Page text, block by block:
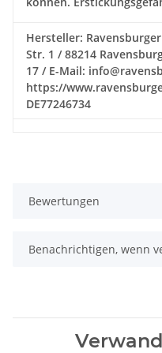
Hersteller:
Str. 1 / 88214
17 / E-Mail:
https://
DE77246734
Bewertungen
Benachrichtigen, wenn